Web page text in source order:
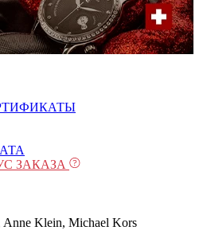
ЗАКАЗА
Klein, Michael Kors